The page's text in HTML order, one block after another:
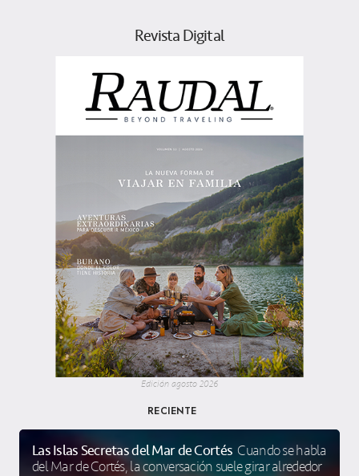
Revista Digital
Edición agosto 2026
RECIENTE
Las Islas Secretas del Mar de Cortés Cuando se habla
del Mar de Cortés, la conversación suele girar alrededor